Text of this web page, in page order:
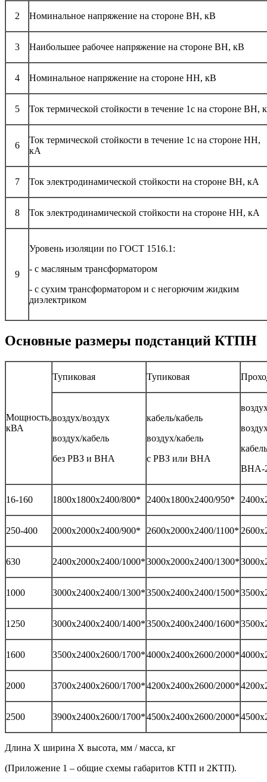
2 Номинальное напряжение на стороне ВН, кВ
3 Наибольшее рабочее напряжение на стороне ВН, кВ
4 Номинальное напряжение на стороне НН, кВ
5 Ток термической стойкости в течение 1с на стороне ВН,
6
Ток термической стойкости в течение 1с на стороне НН,
кА
7 Ток электродинамической стойкости на стороне ВН, кА
8 Ток электродинамической стойкости на стороне НН, кА
9
Уровень изоляции по ГОСТ 1516.1:
- с масляным трансформатором
- с сухим трансформатором и с негорючим жидким
диэлектриком
Основные размеры подстанций КТПН
Мощность,
кВА
Тупиковая Тупиковая
воздух/воздух
воздух/кабель
без РВЗ и ВНА
кабель/кабель
воздух/кабель
с РВЗ или ВНА
ВНА-
16-160 1800х1800х2400/800* 2400х1800х2400/950*
250-400 2000х2000х2400/900* 2600х2000х2400/1100*
630 2400х2000х2400/1000*3000х2000х2400/1300*
1000 3000х2400х2400/1300*3500х2400х2400/1500*
1250 3000х2400х2400/1400*3500х2400х2400/1600*
1600 3500х2400х2600/1700*4000х2400х2600/2000*
2000 3700х2400х2600/1700*4200х2400х2600/2000*
2500 3900х2400х2600/1700*4500х2400х2600/2000*
Длина Х ширина Х высота, мм / масса, кг
(Приложение 1 – общие схемы габаритов КТП и 2КТП).